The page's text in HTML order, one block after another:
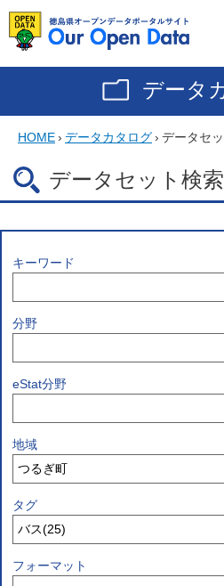
データ
HOME› データカタログ› データセ
データセット検索
キーワード
分野
eStat分野
地域
タグ
フォーマット